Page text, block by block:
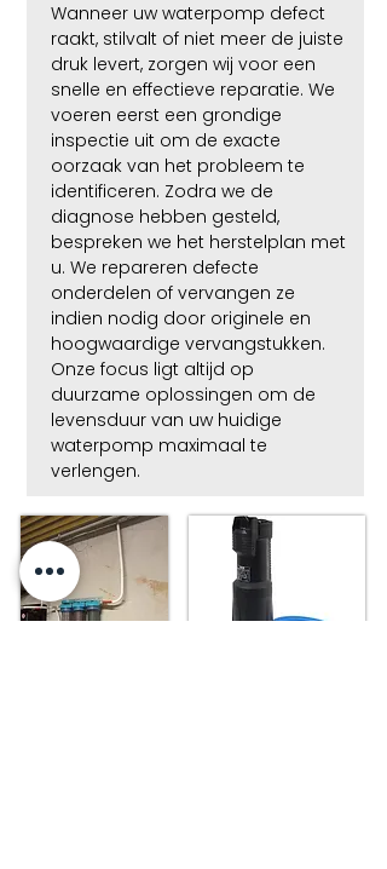
Wanneer uw waterpomp defect
raakt, stilvalt of niet meer de juiste
druk levert, zorgen wij voor een
snelle en effectieve reparatie. We
voeren eerst een grondige
inspectie uit om de exacte
oorzaak van het probleem te
identificeren. Zodra we de
diagnose hebben gesteld,
bespreken we het herstelplan met
u. We repareren defecte
onderdelen of vervangen ze
indien nodig door originele en
hoogwaardige vervangstukken.
Onze focus ligt altijd op
duurzame oplossingen om de
levensduur van uw huidige
waterpomp maximaal te
verlengen.